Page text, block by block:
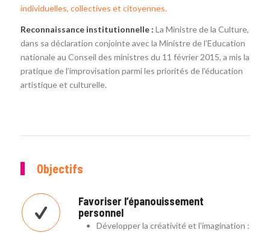
individuelles, collectives et citoyennes.
Reconnaissance institutionnelle : La Ministre de la Culture,
dans sa déclaration conjointe avec la Ministre de l’Education
nationale au Conseil des ministres du 11 février 2015, a mis la
pratique de l’improvisation parmi les priorités de l’éducation
artistique et culturelle.
Objectifs
Favoriser l’épanouissement
personnel
Développer la créativité et l’imagination :